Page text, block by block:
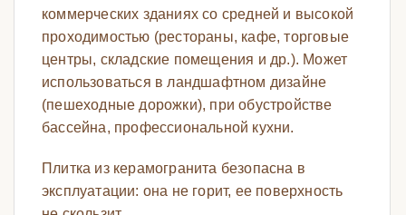
коммерческих зданиях со средней и высокой
проходимостью (рестораны, кафе, торговые
центры, складские помещения и др.). Может
использоваться в ландшафтном дизайне
(пешеходные дорожки), при обустройстве
бассейна, профессиональной кухни.
Плитка из керамогранита безопасна в
эксплуатации: она не горит, ее поверхность